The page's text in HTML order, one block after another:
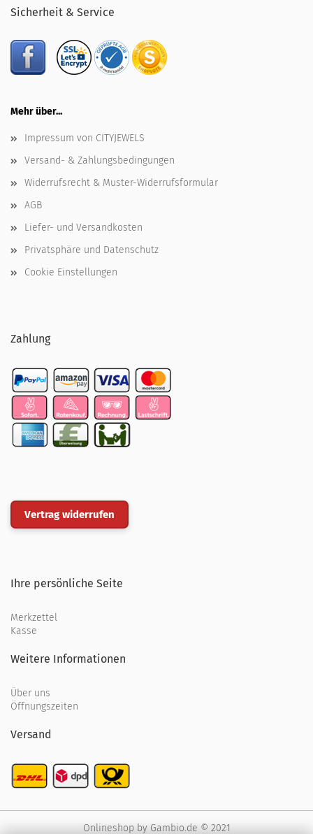
Sicherheit & Service
Mehr über...
Impressum von CITYJEWELS
Versand- & Zahlungsbedingungen
Widerrufsrecht & Muster-Widerrufsformular
AGB
Liefer- und Versandkosten
Privatsphäre und Datenschutz
Cookie Einstellungen
Zahlung
Vertrag widerrufen
Ihre persönliche Seite
Merkzettel
Kasse
Weitere Informationen
Über uns
Öffnungszeiten
Versand
Onlineshopby Gambio.de © 2021